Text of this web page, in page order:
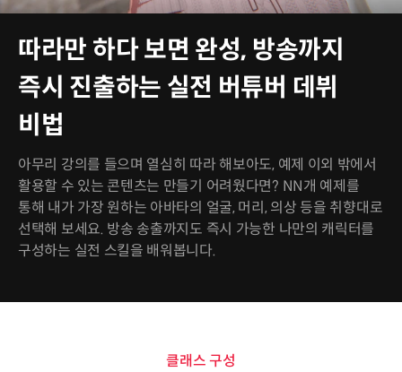
따라만 하다 보면 완성, 방송까지
즉시 진출하는 실전 버튜버 데뷔
비법
아무리 강의를 들으며 열심히 따라 해보아도, 예제 이외 밖에서
활용할 수 있는 콘텐츠는 만들기 어려웠다면? NN개 예제를
통해 내가 가장 원하는 아바타의 얼굴, 머리, 의상 등을 취향대로
선택해 보세요. 방송 송출까지도 즉시 가능한 나만의 캐릭터를
구성하는 실전 스킬을 배워봅니다.
클래스 구성